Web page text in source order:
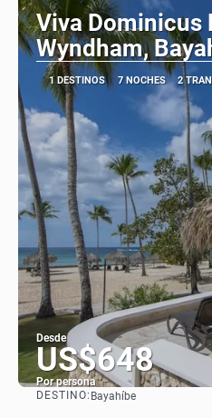
Viva Dominicus
Wyndham,
1 DESTINOS 7 NOCHES 2
Desde
US$648
Por persona
DESTINO: Bayahíbe